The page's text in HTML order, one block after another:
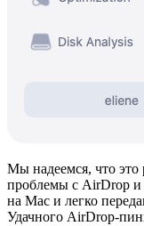
Мы надеемся, что это
проблемы с AirDrop и
на Mac и легко
Удачного AirDrop-